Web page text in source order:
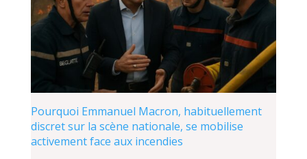
Pourquoi Emmanuel Macron, habituellement
discret sur la scène nationale, se mobilise
activement face aux incendies